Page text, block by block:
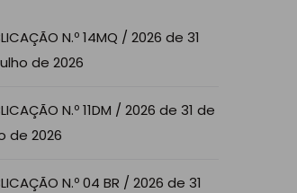
N.º 14MQ / 2026 de 31
de 2026
N.º 11DM / 2026 de 31 de
de 2026
N.º 04 BR / 2026 de 31